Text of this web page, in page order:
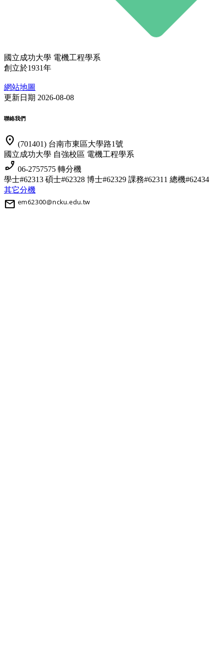
國立成功大學 電機工程學系
創立於1931年
網站地圖
更新日期 2026-08-08
聯絡我們
location_on (701401) 台南市東區大學路1號
國立成功大學 自強校區 電機工程學系
phone_enabled 06-2757575 轉分機
學士#62313 碩士#62328 博士#62329 課務#62311 總機#62434
其它分機
mail